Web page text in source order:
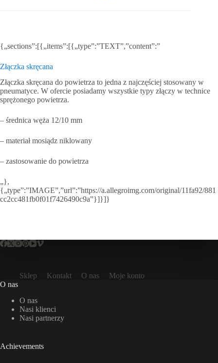
{„sections”:[{„items”:[{„type”:”TEXT”,”content”:”
Złączka skręcana
Złączka skręcana do powietrza to jedna z najczęściej stosowany w
pneumatyce. W ofercie posiadamy wszystkie typy złączy w technice
sprężonego powietrza.
– średnica węża 12/10 mm
– materiał mosiądz niklowany
– zastosowanie do powietrza
„},
{„type”:”IMAGE”,”url”:”https://a.allegroimg.com/original/11fa92/881
cc2cc481fb0f01f7426490c9a”}]}]}
Sklep Kontakt O nas
Moje konto
O nas
O nas
Nasi klienci
Nasi partnerzy
Achievements